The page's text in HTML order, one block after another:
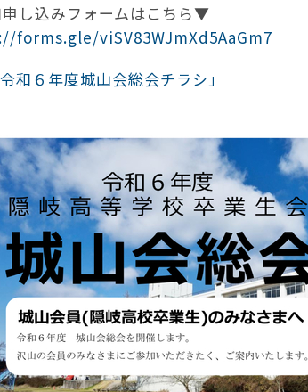
し込みフォームはこちら▼
forms.gle/viSV83WJmXd5AaGm7
令和６年度城山会総会チラシ」